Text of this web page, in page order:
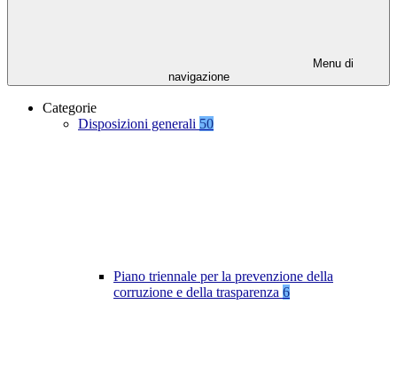
Menu di
navigazione
Categorie
Disposizioni generali 50
Piano triennale per la prevenzione della
corruzione e della trasparenza 6